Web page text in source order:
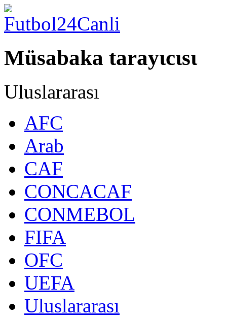
Müsabaka tarayιcιsι
Uluslararası
AFC
Arab
CAF
CONCACAF
CONMEBOL
FIFA
OFC
UEFA
Uluslararası